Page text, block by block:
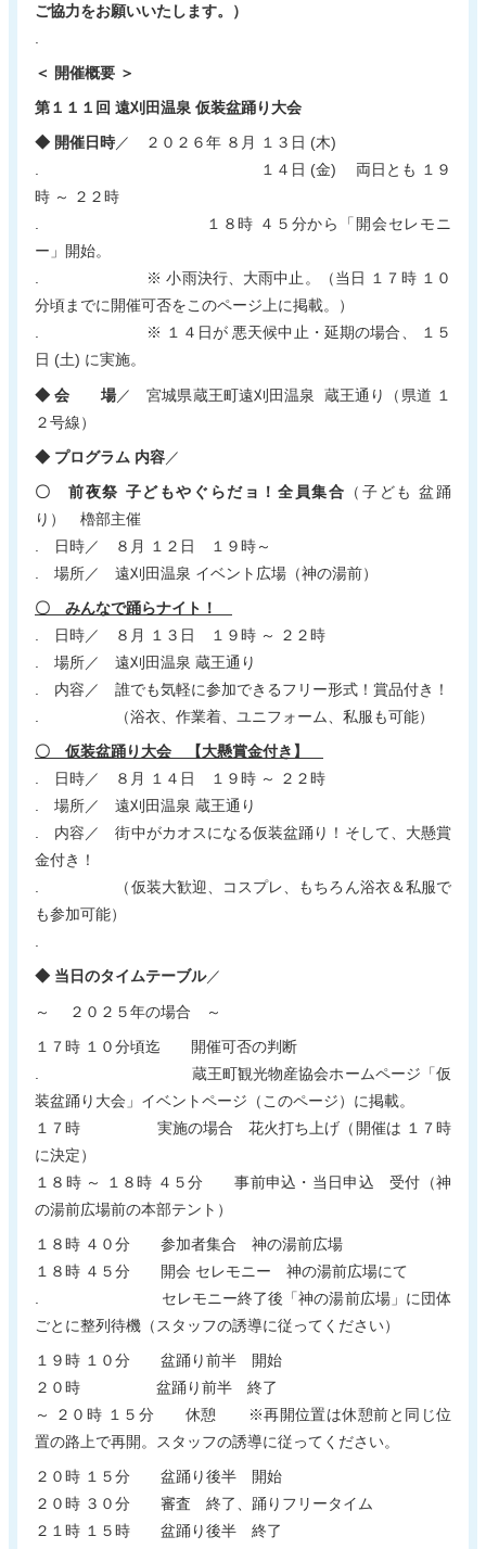
ご協力をお願いいたします。）
＜ 開催概要 ＞
第１１１回 遠刈田温泉 仮装盆踊り大会
◆ 開催日時／ ２０２６年 ８月 １３日 (木)
. １４日 (金) 両日とも １９
時 ～ ２２時
. １８時 ４５分から「開会セレモニ
ー」開始。
. ※ 小雨決行、大雨中止。（当日 １７時 １０
分頃までに開催可否をこのページ上に掲載。）
. ※ １４日が 悪天候中止・延期の場合、 １５
日 (土) に実施。
◆ 会 場／ 宮城県蔵王町遠刈田温泉 蔵王通り（県道 １
２号線）
◆ プログラム 内容／
〇 前夜祭 子どもやぐらだョ！全員集合 （子ども 盆踊
り） 櫓部主催
. 日時／ ８月 １２日 １９時～
. 場所／ 遠刈田温泉 イベント広場（神の湯前）
〇 みんなで踊らナイト！
. 日時／ ８月 １３日 １９時 ～ ２２時
. 場所／ 遠刈田温泉 蔵王通り
. 内容／ 誰でも気軽に参加できるフリー形式！賞品付き！
. （浴衣、作業着、ユニフォーム、私服も可能）
〇 仮装盆踊り大会 【大懸賞金付き】
. 日時／ ８月 １４日 １９時 ～ ２２時
. 場所／ 遠刈田温泉 蔵王通り
. 内容／ 街中がカオスになる仮装盆踊り！そして、大懸賞
金付き！
. （仮装大歓迎、コスプレ、もちろん浴衣＆私服で
も参加可能）
.
◆ 当日のタイムテーブル／
～ ２０２５年の場合 ～
１７時 １０分頃迄 開催可否の判断
. 蔵王町観光物産協会ホームページ「仮
装盆踊り大会」イベントページ（このページ）に掲載。
１７時 実施の場合 花火打ち上げ（開催は １７時
に決定）
１８時 ～ １８時 ４５分 事前申込・当日申込 受付（神
の湯前広場前の本部テント）
１８時 ４０分 参加者集合 神の湯前広場
１８時 ４５分 開会 セレモニー 神の湯前広場にて
. セレモニー終了後「神の湯前広場」に団体
ごとに整列待機（スタッフの誘導に従ってください）
１９時 １０分 盆踊り前半 開始
２０時 盆踊り前半 終了
～ ２０時 １５分 休憩 ※再開位置は休憩前と同じ位
置の路上で再開。スタッフの誘導に従ってください。
２０時 １５分 盆踊り後半 開始
２０時 ３０分 審査 終了、踊りフリータイム
２１時 １５時 盆踊り後半 終了